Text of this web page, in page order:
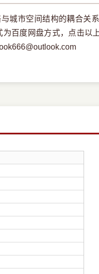
城市空间结构的耦合关
百度网盘方式，点击以